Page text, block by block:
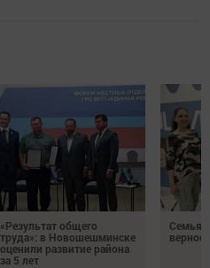
«Результат общего
труда»: в Новошешминске
оценили развитие района
за 5 лет
Семья